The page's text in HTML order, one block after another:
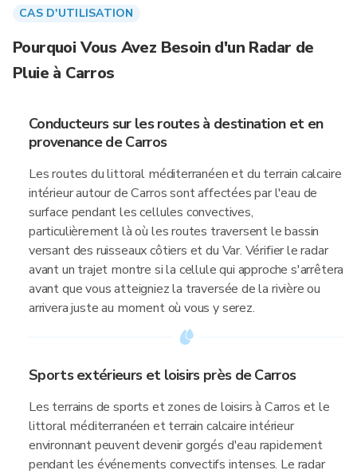
CAS D'UTILISATION
Pourquoi Vous Avez Besoin d'un Radar de
Pluie à Carros
Conducteurs sur les routes à destination et en
provenance de Carros
Les routes du littoral méditerranéen et du terrain calcaire
intérieur autour de Carros sont affectées par l'eau de
surface pendant les cellules convectives,
particulièrement là où les routes traversent le bassin
versant des ruisseaux côtiers et du Var. Vérifier le radar
avant un trajet montre si la cellule qui approche s'arrêtera
avant que vous atteigniez la traversée de la rivière ou
arrivera juste au moment où vous y serez.
Sports extérieurs et loisirs près de Carros
Les terrains de sports et zones de loisirs à Carros et le
littoral méditerranéen et terrain calcaire intérieur
environnant peuvent devenir gorgés d'eau rapidement
pendant les événements convectifs intenses. Le radar